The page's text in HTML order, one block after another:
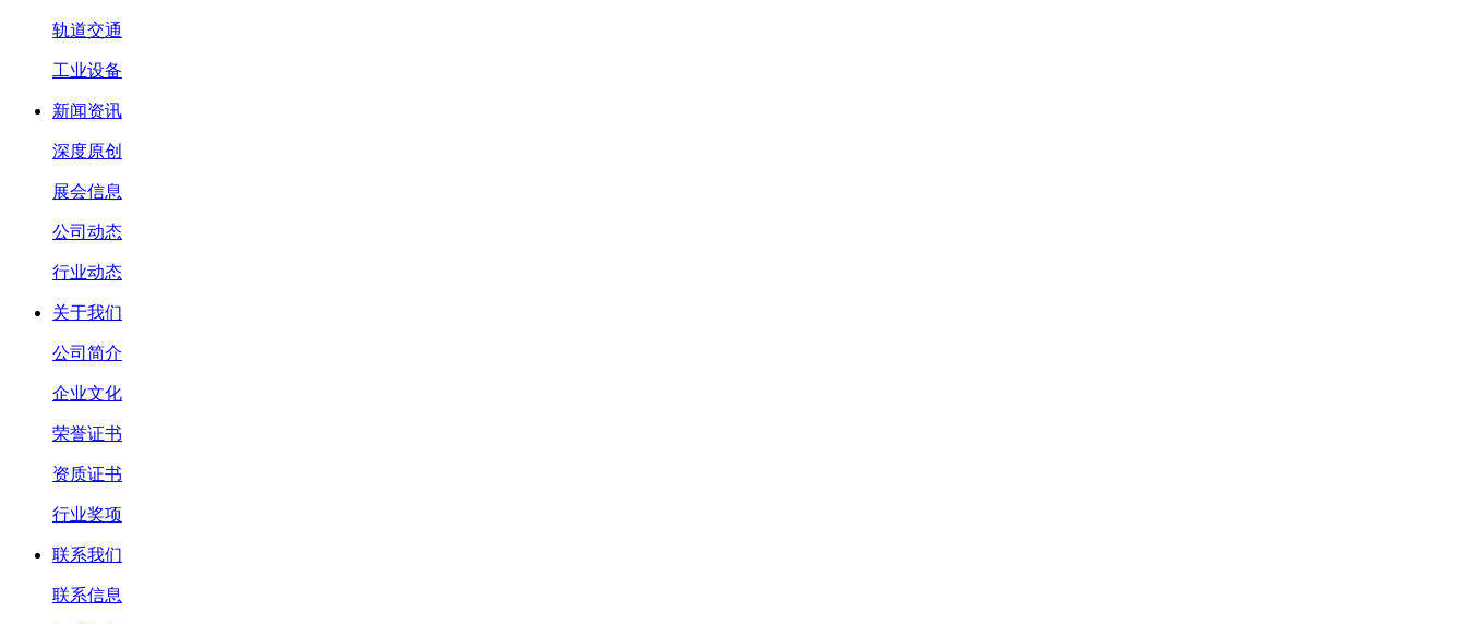
轨道交通
工业设备
新闻资讯
深度原创
展会信息
公司动态
行业动态
关于我们
公司简介
企业文化
荣誉证书
资质证书
行业奖项
联系我们
联系信息